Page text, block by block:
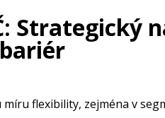
Strategický
flexibility, zejména v